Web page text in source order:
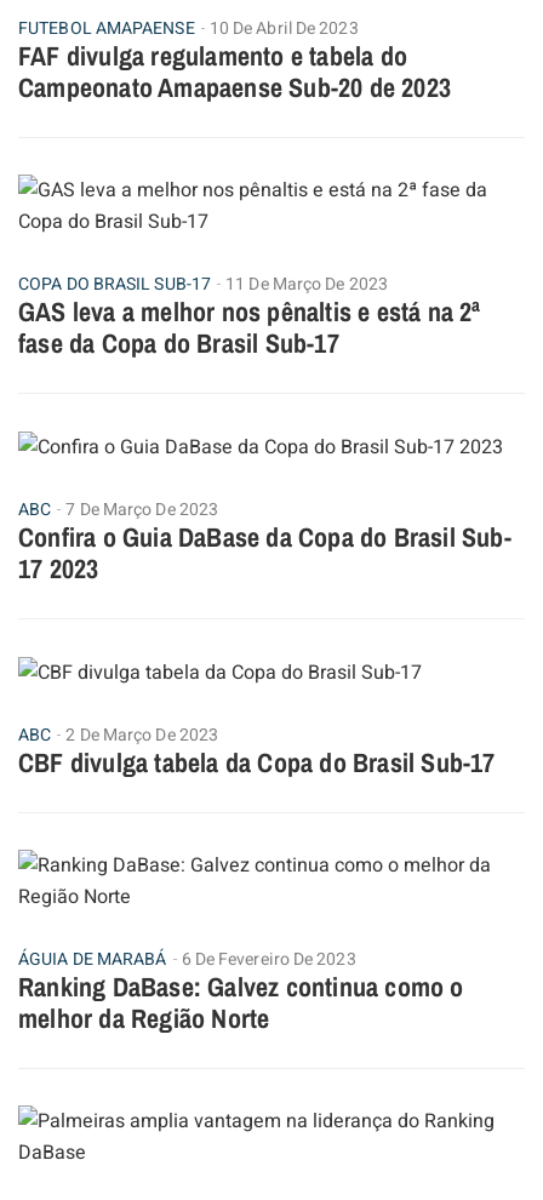
FUTEBOL AMAPAENSE 10 De Abril De 2023
FAF divulga regulamento e tabela do
Campeonato Amapaense Sub-20 de 2023
COPA DO BRASIL SUB-17 11 De Março De 2023
GAS leva a melhor nos pênaltis e está na 2ª
fase da Copa do Brasil Sub-17
ABC 7 De Março De 2023
Confira o Guia DaBase da Copa do Brasil Sub-
17 2023
ABC 2 De Março De 2023
CBF divulga tabela da Copa do Brasil Sub-17
ÁGUIA DE MARABÁ 6 De Fevereiro De 2023
Ranking DaBase: Galvez continua como o
melhor da Região Norte